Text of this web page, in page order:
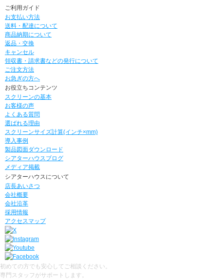
ご利用ガイド
お支払い方法
送料・配達について
商品納期について
返品・交換
キャンセル
領収書・請求書などの発行について
ご注文方法
お急ぎの方へ
お役立ちコンテンツ
スクリーンの基本
お客様の声
よくある質問
選ばれる理由
スクリーンサイズ計算(インチ×mm)
導入事例
製品図面ダウンロード
シアターハウスブログ
メディア掲載
シアターハウスについて
店長あいさつ
会社概要
会社沿革
採用情報
アクセスマップ
初めての方でも安心してご相談ください。
専門スタッフがサポートします。